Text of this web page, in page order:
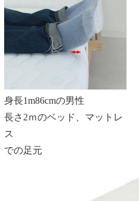
身長1m86cmの男性
長さ2ｍのベッド、マットレ
ス
での足元